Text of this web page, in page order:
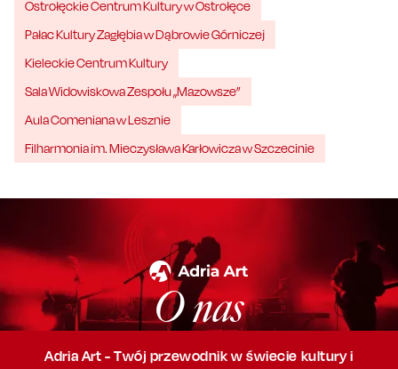
Ostrołęckie Centrum Kultury w Ostrołęce
Pałac Kultury Zagłębia w Dąbrowie Górniczej
Kieleckie Centrum Kultury
Sala Widowiskowa Zespołu „Mazowsze”
Aula Comeniana w Lesznie
Filharmonia im. Mieczysława Karłowicza w Szczecinie
O nas
Adria Art - Twój przewodnik w świecie kultury i